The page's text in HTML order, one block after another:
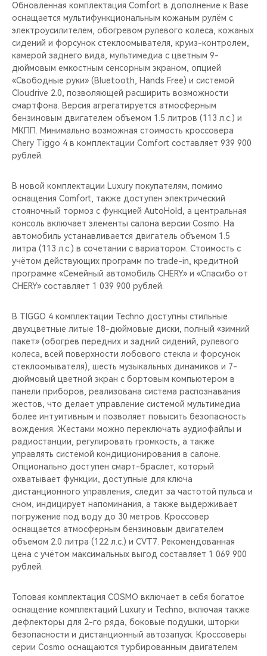
Обновленная комплектация Comfort в дополнение к Base
оснащается мультифункциональным кожаным рулём c
электроусилителем, обогревом рулевого колеса, кожаных
сидений и форсунок стеклоомывателя, круиз-контролем,
камерой заднего вида, мультимедиа с цветным 9-
дюймовым емкостным сенсорным экраном, опцией
«Свободные руки» (Bluetooth, Hands Free) и системой
Cloudrive 2.0, позволяющей расширить возможности
смартфона. Версия агрегатируется атмосферным
бензиновым двигателем объемом 1.5 литров (113 л.с.) и
МКПП. Минимально возможная стоимость кроссовера
Chery Tiggo 4 в комплектации Comfort составляет 939 900
рублей.
В новой комплектации Luxury покупателям, помимо
оснащения Comfort, также доступен электрический
стояночный тормоз с функцией AutoHold, а центральная
консоль включает элементы салона верcии Cosmo. На
автомобиль устанавливается двигатель объемом 1.5
литра (113 л.с.) в сочетании с вариатором. Стоимость с
учётом действующих программ по trade-in, кредитной
программе «Семейный автомобиль CHERY» и «Спасибо от
CHERY» составляет 1 039 900 рублей.
В TIGGO 4 комплектации Techno доступны стильные
двухцветные литые 18-дюймовые диски, полный «зимний
пакет» (обогрев передних и задний сидений, рулевого
колеса, всей поверхности лобового стекла и форсунок
стеклоомывателя), шесть музыкальных динамиков и 7-
дюймовый цветной экран с бортовым компьютером в
панели приборов, реализована система распознавания
жестов, что делает управление системой мультимедиа
более интуитивным и позволяет повысить безопасность
вождения. Жестами можно переключать аудиофайлы и
радиостанции, регулировать громкость, а также
управлять системой кондиционирования в салоне.
Опционально доступен смарт-браслет, который
охватывает функции, доступные для ключа
дистанционного управления, следит за частотой пульса и
сном, индицирует напоминания, а также выдерживает
погружение под воду до 30 метров. Кроссовер
оснащается атмосферным бензиновым двигателем
объемом 2.0 литра (122 л.с.) и CVT7. Рекомендованная
цена с учётом максимальных выгод составляет 1 069 900
рублей.
Топовая комплектация COSMO включает в себя богатое
оснащение комплектаций Luxury и Techno, включая также
дефлекторы для 2-го ряда, боковые подушки, шторки
безопасности и дистанционный автозапуск. Кроссоверы
серии Cosmo оснащаются турбированным двигателем